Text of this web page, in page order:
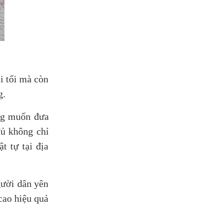
tối mà còn
muốn đưa
không chỉ
tự tại địa
dân yên
hiệu quả